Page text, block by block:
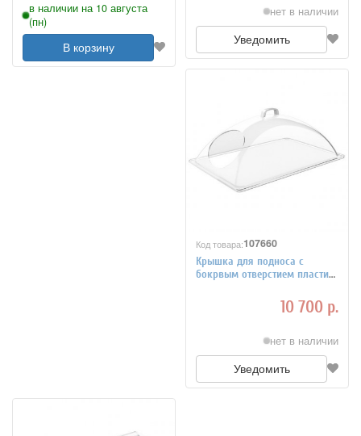
в наличии на 10 августа
(пн)
В корзину
нет в наличии
Уведомить
Код товара:107660
Крышка для подноса с
бокрвым отверстием пластик
10 700 р.
нет в наличии
Уведомить